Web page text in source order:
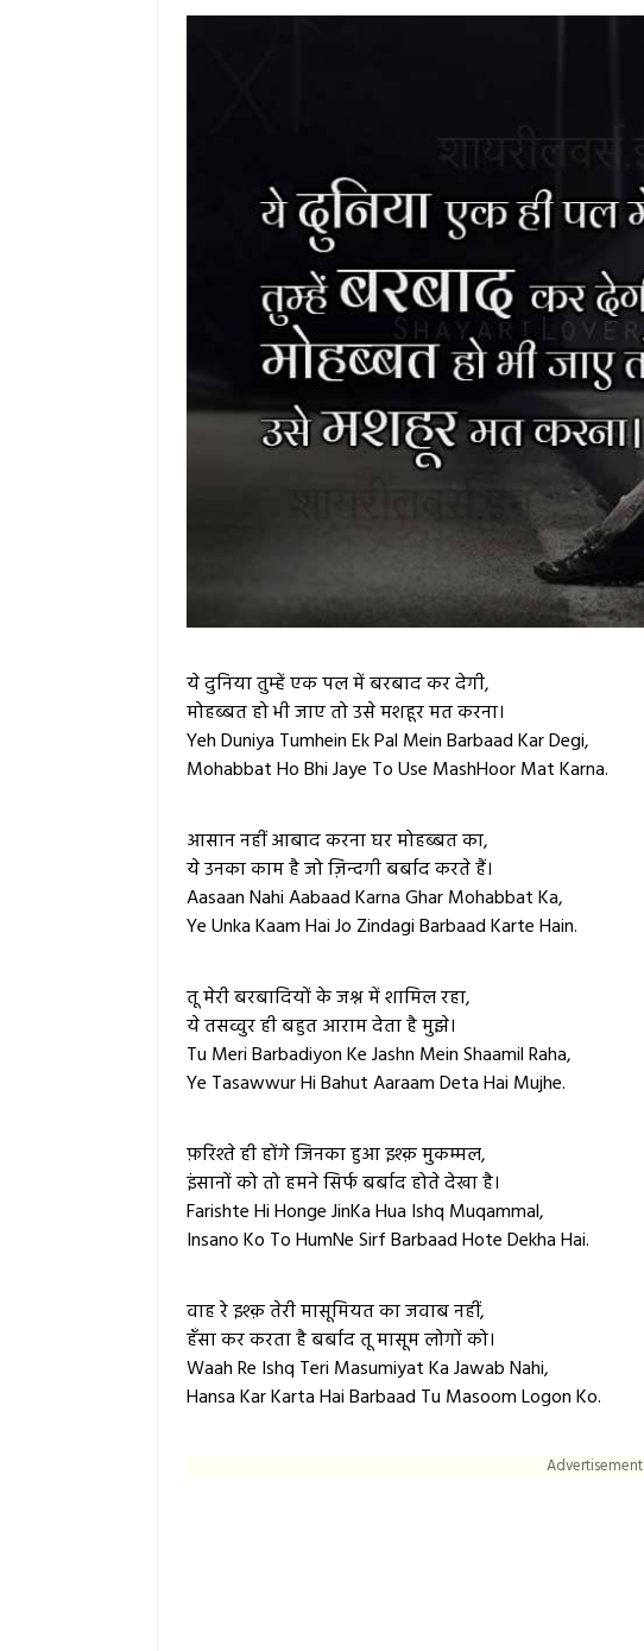
ये दुनिया तुम्हें एक पल में बरबाद कर देगी,
मोहब्बत हो भी जाए तो उसे मशहूर मत करना।
Yeh Duniya Tumhein Ek Pal Mein Barbaad Kar Degi,
Mohabbat Ho Bhi Jaye To Use MashHoor Mat Karna.
आसान नहीं आबाद करना घर मोहब्बत का,
ये उनका काम है जो ज़िन्दगी बर्बाद करते हैं।
Aasaan Nahi Aabaad Karna Ghar Mohabbat Ka,
Ye Unka Kaam Hai Jo Zindagi Barbaad Karte Hain.
तू मेरी बरबादियों के जश्न में शामिल रहा,
ये तसव्वुर ही बहुत आराम देता है मुझे।
Tu Meri Barbadiyon Ke Jashn Mein Shaamil Raha,
Ye Tasawwur Hi Bahut Aaraam Deta Hai Mujhe.
फ़रिश्ते ही होंगे जिनका हुआ इश्क़ मुकम्मल,
इंसानों को तो हमने सिर्फ बर्बाद होते देखा है।
Farishte Hi Honge JinKa Hua Ishq Muqammal,
Insano Ko To HumNe Sirf Barbaad Hote Dekha Hai.
वाह रे इश्क़ तेरी मासूमियत का जवाब नहीं,
हँसा कर करता है बर्बाद तू मासूम लोगों को।
Waah Re Ishq Teri Masumiyat Ka Jawab Nahi,
Hansa Kar Karta Hai Barbaad Tu Masoom Logon Ko.
Advertisement